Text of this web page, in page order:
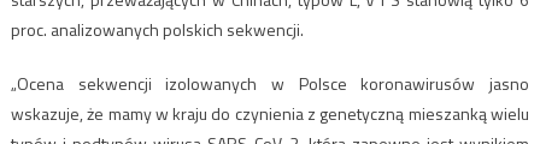
proc. analizowanych polskich sekwencji.
„Ocena sekwencji izolowanych w Polsce koronawirusów jasno
wskazuje, że mamy w kraju do czynienia z genetyczną mieszanką wielu